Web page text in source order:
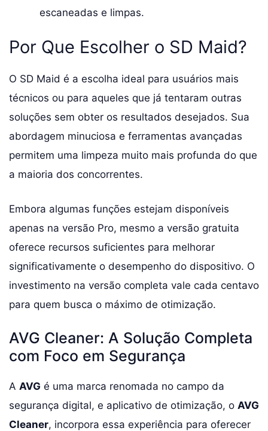
escaneadas e limpas.
Por Que Escolher o SD Maid?
O SD Maid é a escolha ideal para usuários mais
técnicos ou para aqueles que já tentaram outras
soluções sem obter os resultados desejados. Sua
abordagem minuciosa e ferramentas avançadas
permitem uma limpeza muito mais profunda do que
a maioria dos concorrentes.
Embora algumas funções estejam disponíveis
apenas na versão Pro, mesmo a versão gratuita
oferece recursos suficientes para melhorar
significativamente o desempenho do dispositivo. O
investimento na versão completa vale cada centavo
para quem busca o máximo de otimização.
AVG Cleaner: A Solução Completa
com Foco em Segurança
A AVG é uma marca renomada no campo da
segurança digital, e aplicativo de otimização, o AVG
Cleaner, incorpora essa experiência para oferecer